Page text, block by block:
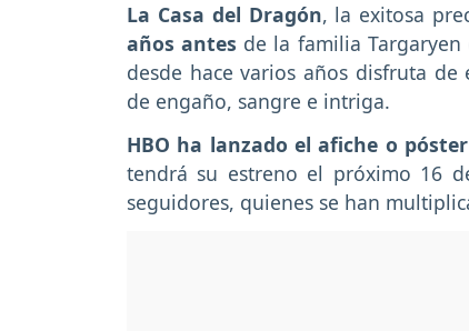
La Casa del Dragón, la exitosa
años antes de la familia
desde hace varios años disfruta
de engaño, sangre e intriga.
HBO ha lanzado el afiche o
tendrá su estreno el próximo 16
seguidores, quienes se han